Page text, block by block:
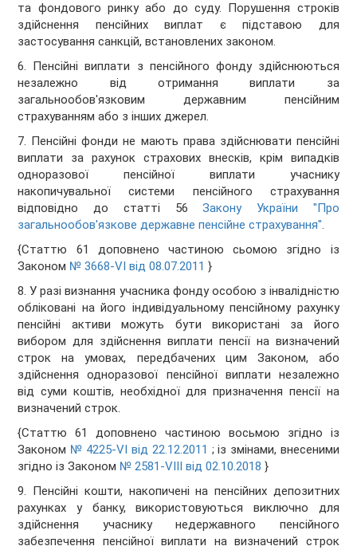
та фондового ринку або до суду. Порушення строків
здійснення пенсійних виплат є підставою для
застосування санкцій, встановлених законом.
6. Пенсійні виплати з пенсійного фонду здійснюються
незалежно від отримання виплати за
загальнообов'язковим державним пенсійним
страхуванням або з інших джерел.
7. Пенсійні фонди не мають права здійснювати пенсійні
виплати за рахунок страхових внесків, крім випадків
одноразової пенсійної виплати учаснику
накопичувальної системи пенсійного страхування
відповідно до статті 56Закону України "Про
загальнообов'язкове державне пенсійне страхування".
{Статтю 61 доповнено частиною сьомою згідно із
Законом № 3668-VI від 08.07.2011 }
8. У разі визнання учасника фонду особою з інвалідністю
обліковані на його індивідуальному пенсійному рахунку
пенсійні активи можуть бути використані за його
вибором для здійснення виплати пенсії на визначений
строк на умовах, передбачених цим Законом, або
здійснення одноразової пенсійної виплати незалежно
від суми коштів, необхідної для призначення пенсії на
визначений строк.
{Статтю 61 доповнено частиною восьмою згідно із
Законом № 4225-VI від 22.12.2011 ; із змінами, внесеними
згідно із Законом № 2581-VIII від 02.10.2018 }
9. Пенсійні кошти, накопичені на пенсійних депозитних
рахунках у банку, використовуються виключно для
здійснення учаснику недержавного пенсійного
забезпечення пенсійної виплати на визначений строк